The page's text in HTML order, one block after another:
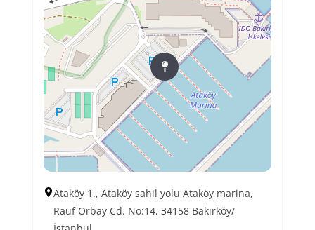
Ataköy 1., Ataköy sahil yolu Ataköy marina,
Rauf Orbay Cd. No:14, 34158 Bakırköy/